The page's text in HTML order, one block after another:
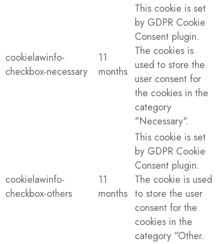
cookielawinfo-
checkbox-necessary
11
months
This cookie is set
by GDPR Cookie
Consent plugin.
The cookies is
used to store the
user consent for
the cookies in the
category
"Necessary".
cookielawinfo-
checkbox-others
11
months
This cookie is set
by GDPR Cookie
Consent plugin.
The cookie is used
to store the user
consent for the
cookies in the
category "Other.